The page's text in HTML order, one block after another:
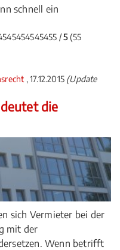
schnell ein
/5(55
, 17.12.2015 (Update
die
sich Vermieter bei der
mit der
Wenn betrifft